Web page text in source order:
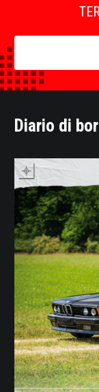
Diario di